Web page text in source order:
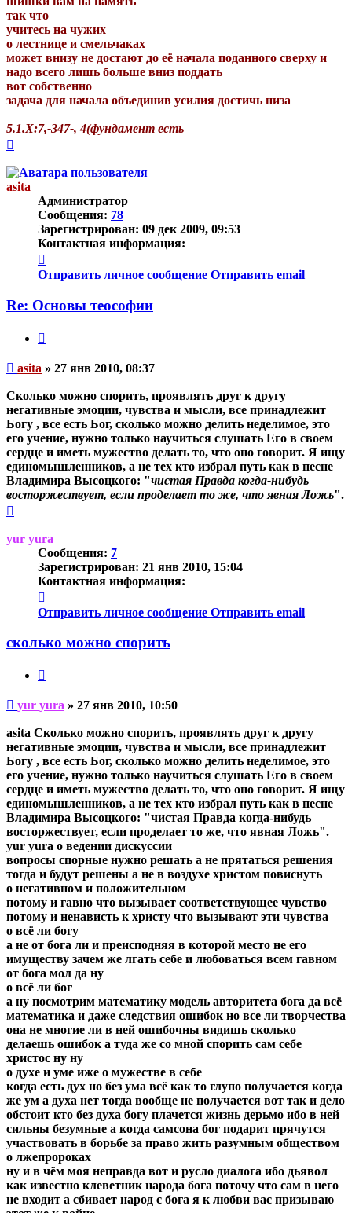
так что
учитесь на чужих
о лестнице и смельчаках
может внизу не достают до её начала поданного сверху и
надо всего лишь больше вниз поддать
вот собственно
задача для начала объединив усилия достичь низа
5.1.Х:7,-347-, 4(фундамент есть
началу
asita
Администратор
Сообщения: 78
Зарегистрирован: 09 дек 2009, 09:53
Контактная информация:
информация
пользователя
Отправить личное сообщение Отправить email
Re: Основы теософии
Непрочитанное
asita » 27 янв 2010, 08:37
Сколько можно спорить, проявлять друг к другу
негативные эмоции, чувства и мысли, все принадлежит
Богу , все есть Бог, сколько можно делить неделимое, это
его учение, нужно только научиться слушать Его в своем
сердце и иметь мужество делать то, что оно говорит. Я ищу
единомышленников, а не тех кто избрал путь как в песне
Владимира Высоцкого: "чистая Правда когда-нибудь
восторжествует, если проделает то же, что явная Ложь".
началу
yur yura
Сообщения: 7
Зарегистрирован: 21 янв 2010, 15:04
Контактная информация:
информация
пользователя
yura
Отправить личное сообщение Отправить email
сколько можно спорить
Непрочитанное
сообщение
yur yura » 27 янв 2010, 10:50
asita Сколько можно спорить, проявлять друг к другу
негативные эмоции, чувства и мысли, все принадлежит
Богу , все есть Бог, сколько можно делить неделимое, это
его учение, нужно только научиться слушать Его в своем
сердце и иметь мужество делать то, что оно говорит. Я ищу
единомышленников, а не тех кто избрал путь как в песне
Владимира Высоцкого: "чистая Правда когда-нибудь
восторжествует, если проделает то же, что явная Ложь".
yur yura о ведении дискуссии
вопросы спорные нужно решать а не прятаться решения
тогда и будут решены а не в воздухе христом повиснуть
о негативном и положительном
потому и гавно что вызывает соответствующее чувство
потому и ненависть к христу что вызывают эти чувства
о всё ли богу
а не от бога ли и преисподняя в которой место не его
имуществу зачем же лгать себе и любоваться всем гавном
от бога мол да ну
о всё ли бог
а ну посмотрим математику модель авторитета бога да всё
математика и даже следствия ошибок но все ли творчества
она не многие ли в ней ошибочны видишь сколько
делаешь ошибок а туда же со мной спорить сам себе
христос ну ну
о духе и уме иже о мужестве в себе
когда есть дух но без ума всё как то глупо получается когда
же ум а духа нет тогда вообще не получается вот так и дело
обстоит кто без духа богу плачется жизнь дерьмо ибо в ней
сильны безумные а когда самсона бог подарит прячутся
участвовать в борьбе за право жить разумным обществом
о лжепророках
ну и в чём моя неправда вот и русло диалога ибо дьявол
как известно клеветник народа бога поточу что сам в него
не входит а сбивает народ с бога я к любви вас призываю